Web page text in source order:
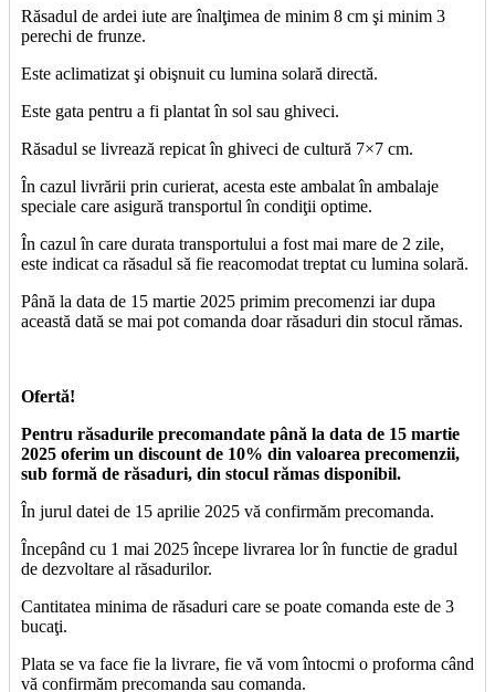
Răsadul de ardei iute are înalţimea de minim 8 cm şi minim 3
perechi de frunze.
Este aclimatizat şi obişnuit cu lumina solară directă.
Este gata pentru a fi plantat în sol sau ghiveci.
Răsadul se livrează repicat în ghiveci de cultură 7×7 cm.
În cazul livrării prin curierat, acesta este ambalat în ambalaje
speciale care asigură transportul în condiţii optime.
În cazul în care durata transportului a fost mai mare de 2 zile,
este indicat ca răsadul să fie reacomodat treptat cu lumina solară.
Până la data de 15 martie 2025 primim precomenzi iar dupa
această dată se mai pot comanda doar răsaduri din stocul rămas.
Ofertă!
Pentru răsadurile precomandate până la data de 15 martie
2025 oferim un discount de 10% din valoarea precomenzii,
sub formă de răsaduri, din stocul rămas disponibil.
În jurul datei de 15 aprilie 2025 vă confirmăm precomanda.
Începând cu 1 mai 2025 începe livrarea lor în functie de gradul
de dezvoltare al răsadurilor.
Cantitatea minima de răsaduri care se poate comanda este de 3
bucaţi.
Plata se va face fie la livrare, fie vă vom întocmi o proforma când
vă confirmăm precomanda sau comanda.